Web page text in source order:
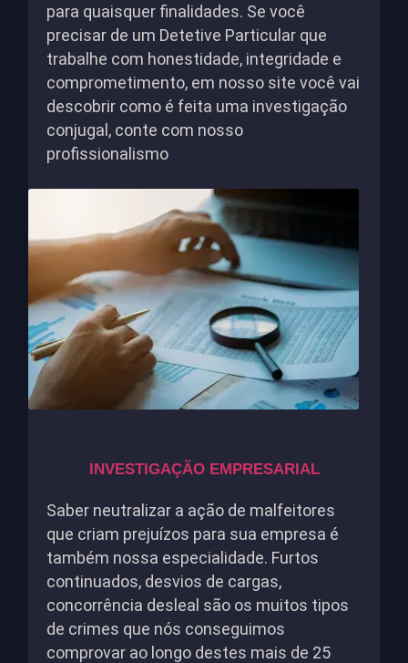
para quaisquer finalidades. Se você
precisar de um Detetive Particular que
trabalhe com honestidade, integridade e
comprometimento, em nosso site você vai
descobrir como é feita uma investigação
conjugal, conte com nosso
profissionalismo
INVESTIGAÇÃO EMPRESARIAL
Saber neutralizar a ação de malfeitores
que criam prejuízos para sua empresa é
também nossa especialidade. Furtos
continuados, desvios de cargas,
concorrência desleal são os muitos tipos
de crimes que nós conseguimos
comprovar ao longo destes mais de 25